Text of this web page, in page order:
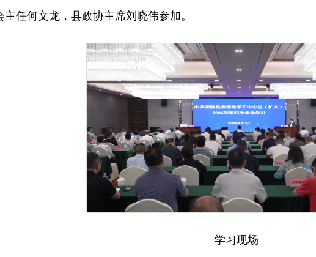
主任何文龙，县政协主席刘晓伟参加。
学习现场